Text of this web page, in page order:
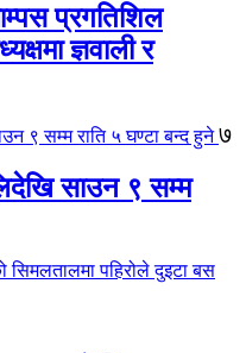
प्रगतिशिल
ज्ञवाली र
७
साउन ९ सम्म